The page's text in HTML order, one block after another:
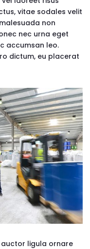
vitae sodales velit
non
nec urna eget
accumsan leo.
dictum, eu placerat
auctor ligula ornare